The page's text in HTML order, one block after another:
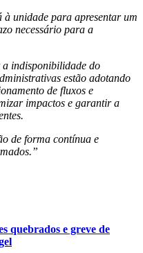
unidade para apresentar um
necessário para a
a indisponibilidade do
estão adotando
de fluxos e
impactos e garantir a
de forma contínua e
quebrados e greve de